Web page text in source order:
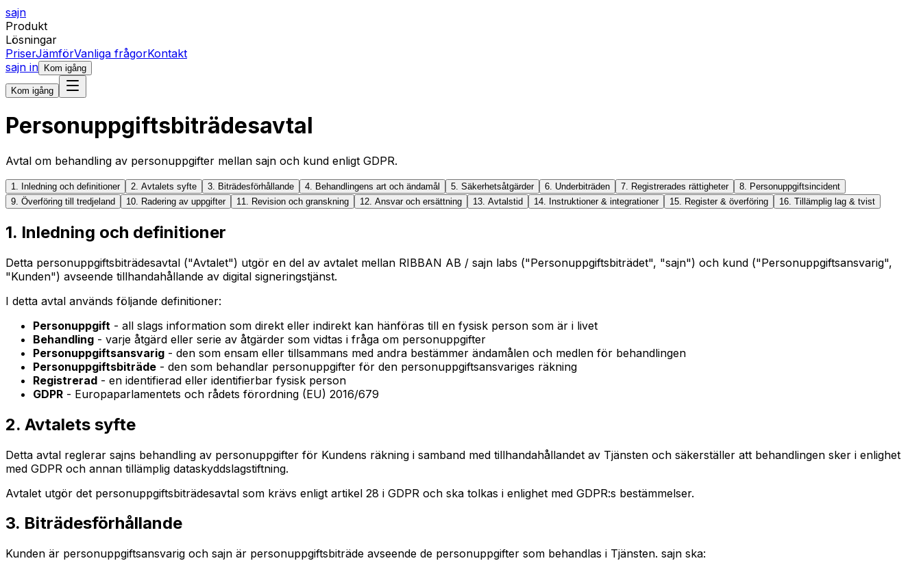
sajn
Produkt
Lösningar
PriserJämförVanliga frågorKontakt
sajn in
Kom igång
Kom igång
Personuppgiftsbiträdesavtal
Avtal om behandling av personuppgifter mellan sajn och kund enligt GDPR.
1. Inledning och definitioner 2. Avtalets syfte 3. Biträdesförhållande 4. Behandlingens art och ändamål 5. Säkerhetsåtgärder 6. Underbiträden 7. Registrerades rättigheter
8. Personuppgiftsincident
9. Överföring till tredjeland
10. Radering av uppgifter 11. Revision och granskning 12. Ansvar och ersättning 13. Avtalstid 14. Instruktioner & integrationer 15. Register & överföring 16. Tillämplig lag & tvist
1. Inledning och definitioner
Detta personuppgiftsbiträdesavtal ("Avtalet") utgör en del av avtalet mellan RIBBAN AB / sajn labs ("Personuppgiftsbiträdet", "sajn") och kund ("Personuppgiftsansvarig",
"Kunden") avseende tillhandahållande av digital signeringstjänst.
I detta avtal används följande definitioner:
Personuppgift - all slags information som direkt eller indirekt kan hänföras till en fysisk person som är i livet
Behandling - varje åtgärd eller serie av åtgärder som vidtas i fråga om personuppgifter
Personuppgiftsansvarig - den som ensam eller tillsammans med andra bestämmer ändamålen och medlen för behandlingen
Personuppgiftsbiträde - den som behandlar personuppgifter för den personuppgiftsansvariges räkning
Registrerad - en identifierad eller identifierbar fysisk person
GDPR - Europaparlamentets och rådets förordning (EU) 2016/679
2. Avtalets syfte
Detta avtal reglerar sajns behandling av personuppgifter för Kundens räkning i samband med tillhandahållandet av Tjänsten och säkerställer att behandlingen sker i enlighet
med GDPR och annan tillämplig dataskyddslagstiftning.
Avtalet utgör det personuppgiftsbiträdesavtal som krävs enligt artikel 28 i GDPR och ska tolkas i enlighet med GDPR:s bestämmelser.
3. Biträdesförhållande
Kunden är personuppgiftsansvarig och sajn är personuppgiftsbiträde avseende de personuppgifter som behandlas i Tjänsten. sajn ska: